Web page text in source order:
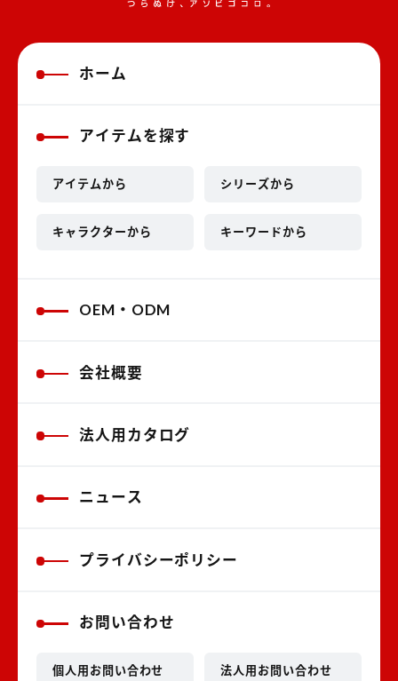
ホーム
アイテムを探す
アイテムから シリーズから
キャラクターから キーワードから
OEM・ODM
会社概要
法人用カタログ
ニュース
プライバシーポリシー
お問い合わせ
個人用お問い合わせ 法人用お問い合わせ